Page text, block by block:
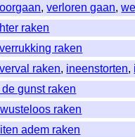
,verloren gaan,
raken
raken
raken, ineenstorten,
de gunst raken
raken
adem raken